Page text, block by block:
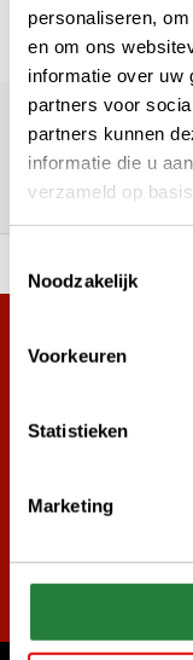
personaliseren,
en om ons
informatie over uw
partners voor
partners kunnen
informatie die u
verzameld op
Noodzakelijk
Voorkeuren
Statistieken
Marketing
Über 180.000
Shops, TrustPilot,
Kunden
Mehr als
Melde dich für den
die besten